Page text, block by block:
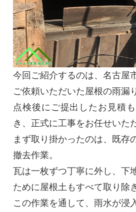
今回ご紹介するのは、名古屋
ご依頼いただいた屋根の雨漏
点検後にご提出したお見積
き、正式に工事をお任せいた
まず取り掛かったのは、既存
撤去作業。
瓦は一枚ずつ丁寧に外し、下
ために屋根土もすべて取り除
この作業を通して、雨水が浸